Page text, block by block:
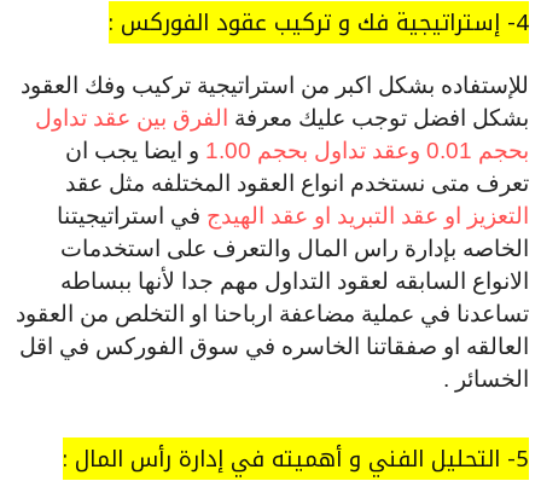
4- إستراتيجية فك و تركيب عقود الفوركس :
للإستفاده بشكل اكبر من استراتيجية تركيب وفك العقود
بشكل افضل توجب عليك معرفة
الفرق بين عقد تداول
بحجم 0.01 وعقد تداول بحجم 1.00
و ايضا يجب ان
تعرف متى نستخدم انواع العقود المختلفه مثل عقد
التعزيز او عقد التبريد او عقد الهيدج في استراتيجيتنا
الخاصه بإدارة راس المال والتعرف على استخدمات
الانواع السابقه لعقود التداول مهم جدا لأنها ببساطه
تساعدنا في عملية مضاعفة ارباحنا او التخلص من العقود
العالقه او صفقاتنا الخاسره في سوق الفوركس في اقل
الخسائر .
5- التحليل الفني و أهميته في إدارة رأس المال :